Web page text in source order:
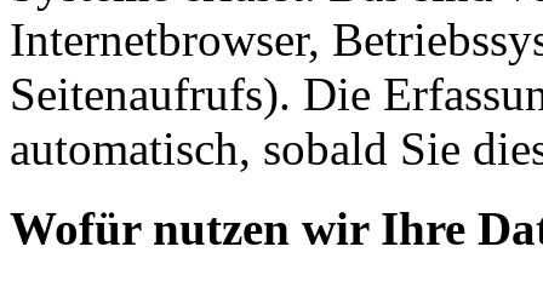
Internetbrowser,
Seitenaufrufs). Die
automatisch, sobald Sie
Wofür nutzen wir Ihre